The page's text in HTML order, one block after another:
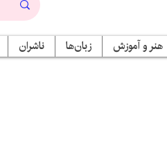
هنر و آموزش زبان‌ها ناشران